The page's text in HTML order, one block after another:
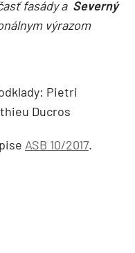
železničného uzla
Bratislava